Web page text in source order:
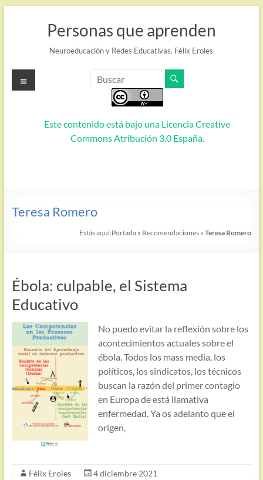
Personas que aprenden
Neuroeducación y Redes Educativas. Félix Eroles
Este contenido está bajo una Licencia Creative
Commons Atribución 3.0 España.
Menú
Teresa Romero
Estás aquí:Portada » Recomendaciones »Teresa Romero
Ébola: culpable, el Sistema
Educativo
No puedo evitar la reflexión sobre los
acontecimientos actuales sobre el
ébola. Todos los mass media, los
políticos, los sindicatos, los técnicos
buscan la razón del primer contagio
en Europa de está llamativa
enfermedad. Ya os adelanto que el
origen,
Félix Eroles
4 diciembre 2021